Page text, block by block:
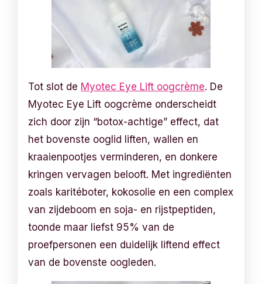
Tot slot de Myotec Eye Lift oogcrème. De
Myotec Eye Lift oogcrème onderscheidt
zich door zijn “botox-achtige” effect, dat
het bovenste ooglid liften, wallen en
kraaienpootjes verminderen, en donkere
kringen vervagen belooft. Met ingrediënten
zoals karitéboter, kokosolie en een complex
van zijdeboom en soja- en rijstpeptiden,
toonde maar liefst 95% van de
proefpersonen een duidelijk liftend effect
van de bovenste oogleden.